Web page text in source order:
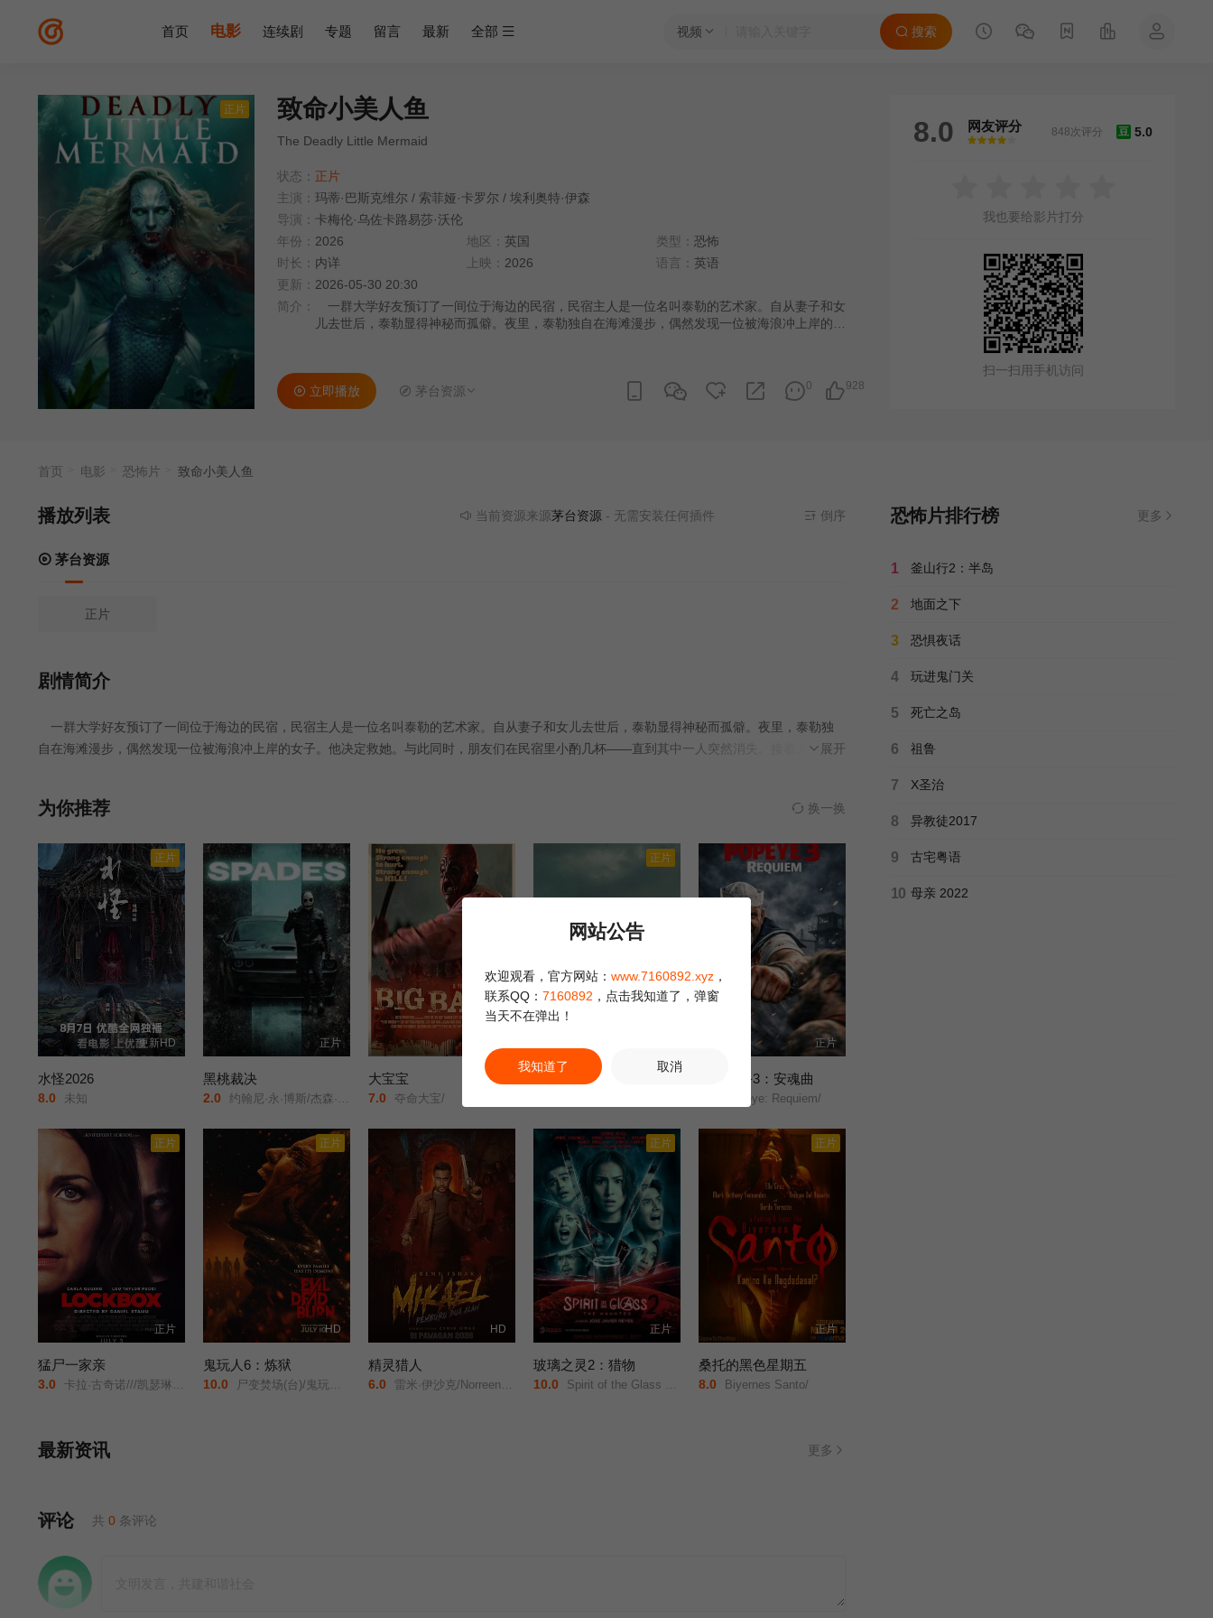
视频 搜索
首页 电影 连续剧 专题 留言 最新 全部
正片 致命小美人鱼
The Deadly Little Mermaid
状态： 正片
主演： 玛蒂·巴斯克维尔 / 索菲娅·卡罗尔 / 埃利奥特·伊森
导演： 卡梅伦·乌佐卡路易莎·沃伦
年份： 2026 地区： 英国 类型： 恐怖
时长： 内详 上映： 2026 语言： 英语
更新： 2026-05-30 20:30
简介：
一群大学好友预订了一间位于海边的民宿，民宿主人是一位名叫泰勒的艺术家。自从妻子和女
儿去世后，泰勒显得神秘而孤僻。夜里，泰勒独自在海滩漫步，偶然发现一位被海浪冲上岸的女
们，然后用残忍而象征性的方式——砍杀、溺水、肢解——将他们杀害。——路易莎·沃伦
928
0
立即播放 茅台资源
8.0 网友评分
很差
较差还行推荐力荐
豆 5.0
848次评分
我也要给影片打分
扫一扫用手机访问
首页 电影 恐怖片 致命小美人鱼
播放列表 当前资源来源茅台资源- 无需安装任何插件 倒序
茅台资源
正片
剧情简介
一群大学好友预订了一间位于海边的民宿，民宿主人是一位名叫泰勒的艺术家。自从妻子和女儿去世后，泰勒显得神秘而孤僻。夜里，泰勒独
自在海滩漫步，偶然发现一位被海浪冲上岸的女子。他决定救她。与此同时，朋友们在民宿里小酌几杯——直到其中一人突然消失。接着又一 展开
为你推荐 换一换
正片
更新HD
水怪2026
8.0 未知
正片
黑桃裁决
2.0 约翰尼·永·博斯/杰森·纳维/岛本信明/
大宝宝
7.0 夺命大宝/
正片
正片
大力水手3：安魂曲
Popeye: Requiem/
正片
正片
猛尸一家亲
3.0 卡拉·古奇诺///凯瑟琳·伊莎贝尔///卢·泰勒·普奇///唐纳德·沙利斯///凯文·麦克纳尔蒂// Jason William Day //杰森·麦金农///罗曼·金赛拉///杰卡·博尚// Darcey Johnson / Aedan Edwards / Lee Tichon / Kenny Wood-Schatz/
正片
HD
鬼玩人6：炼狱
10.0 尸变焚场(台)/鬼玩人6：燃烧/鬼玩人崛起衍生电影/
HD
精灵猎人
6.0 雷米·伊沙克/Norreen/Iman/
正片
正片
玻璃之灵2：猎物
10.0 Spirit of the Glass 2: The Hunted/
正片
正片
桑托的黑色星期五
8.0 Biyernes Santo/
最新资讯 更多
评论 共 0 条评论
恐怖片排行榜 更多
1 釜山行2：半岛
2 地面之下
3 恐惧夜话
4 玩进鬼门关
5 死亡之岛
6 祖鲁
7 X圣治
8 异教徒2017
9 古宅粤语
10 母亲 2022
网站公告
欢迎观看，官方网站： www.7160892.xyz ，
联系QQ： 7160892 ，点击我知道了，弹窗
当天不在弹出！
我知道了 取消